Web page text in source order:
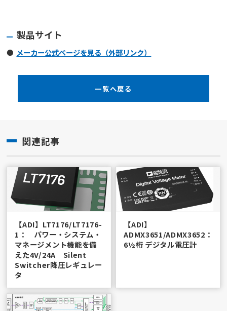
製品サイト
メーカー公式ページを見る（外部リンク）
一覧へ戻る
関連記事
【ADI】LT7176/LT7176-
1： パワー・システム・
マネージメント機能を備
えた4V/24A Silent
Switcher降圧レギュレー
タ
【ADI】
ADMX3651/ADMX3652：
6½桁 デジタル電圧計